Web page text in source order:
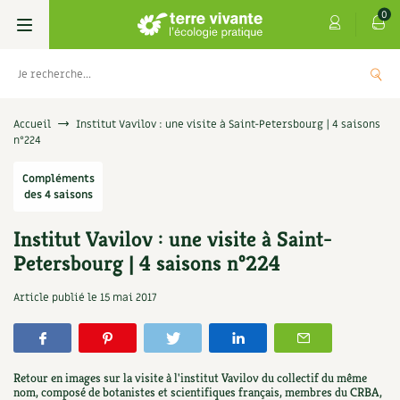
0
Livres
Techniques de jardinage
Verger, arbres
Petit élevage
Aménagement jardin
Se réabonner
Offrir un abonnement
Les numéros
4 saisons
Graines, semences
Potagères
Aromatiques
Florales
Cartes cadeau
Centre Terre vivante
Découvrir le Centre
Visiter en famille, entre amis
Infos & conseils
Jardin bio
Parole libre
Accueil
Institut Vavilov : une visite à Saint-Petersbourg | 4 saisons
n°224
Compléments
des 4 saisons
Institut Vavilov : une visite à Saint-
Petersbourg | 4 saisons n°224
Article publié le 15 mai 2017
Retour en images sur la visite à l'institut Vavilov du collectif du même
nom, composé de botanistes et scientifiques français, membres du CRBA,
de Terre vivante : Les
+ AJOUTER